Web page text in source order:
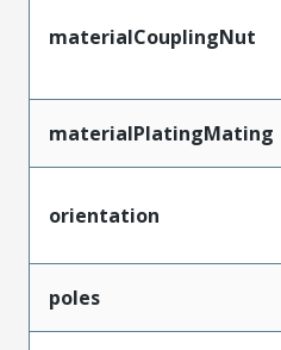
materialCouplingNut
materialPlatingMating
orientation
poles